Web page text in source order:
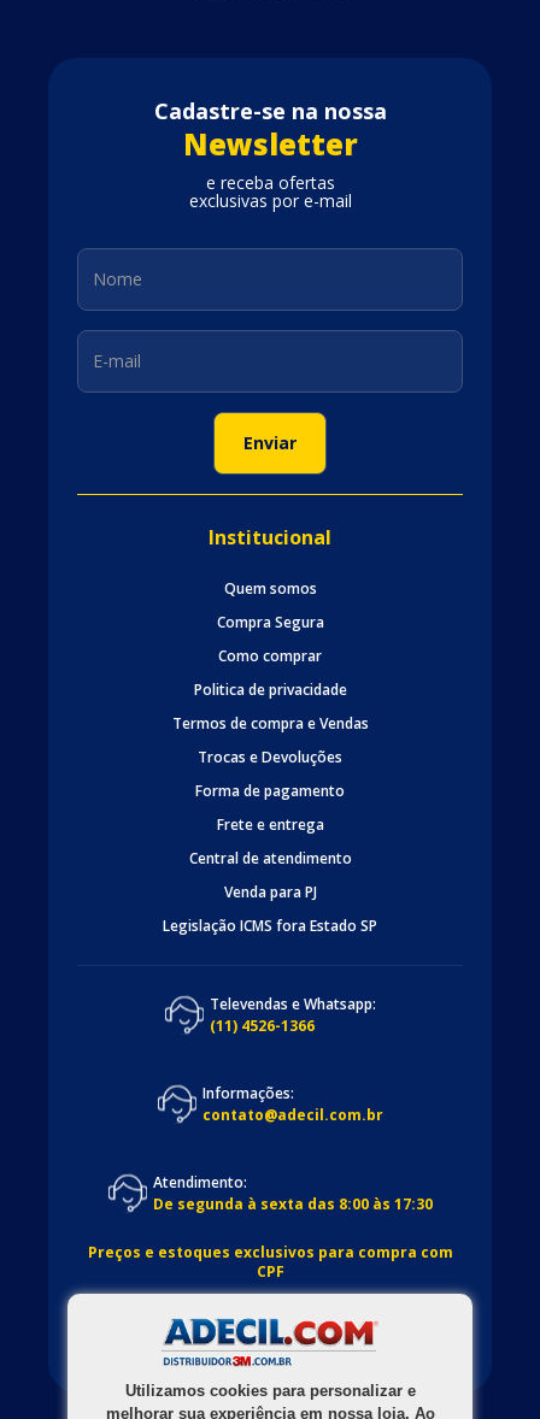
Utilizamos cookies para personalizar e
melhorar sua experiência em nossa loja. Ao
Cadastre-se na nossa
Newsletter
e receba ofertas
exclusivas por e-mail
Institucional
Quem somos
Compra Segura
Como comprar
Politica de privacidade
Termos de compra e Vendas
Trocas e Devoluções
Forma de pagamento
Frete e entrega
Central de atendimento
Venda para PJ
Legislação ICMS fora Estado SP
Televendas e Whatsapp:
(11) 4526-1366
Informações:
contato@adecil.com.br
Atendimento:
De segunda à sexta das 8:00 às 17:30
Preços e estoques exclusivos para compra com
CPF